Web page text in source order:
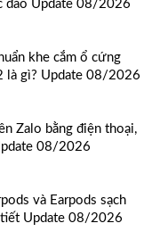
đáo Update 08/2026
khe cắm ổ cứng
là gì? Update 08/2026
Zalo bằng điện thoại,
08/2026
và Earpods sạch
Update 08/2026